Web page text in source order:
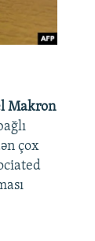
Makron
çox